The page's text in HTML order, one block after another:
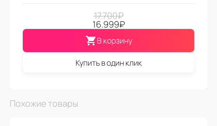
17.700₽
16.999₽
В корзину
Купить в один клик
Похожие товары